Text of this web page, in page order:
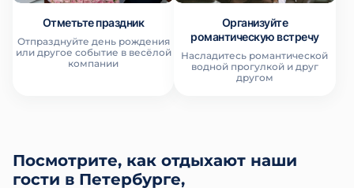
Отметьте праздник
Отпразднуйте день рождения
или другое событие в весёлой
компании
Организуйте
романтическую встречу
Насладитесь романтической
водной прогулкой и друг
другом
Посмотрите, как отдыхают наши
гости в Петербурге,